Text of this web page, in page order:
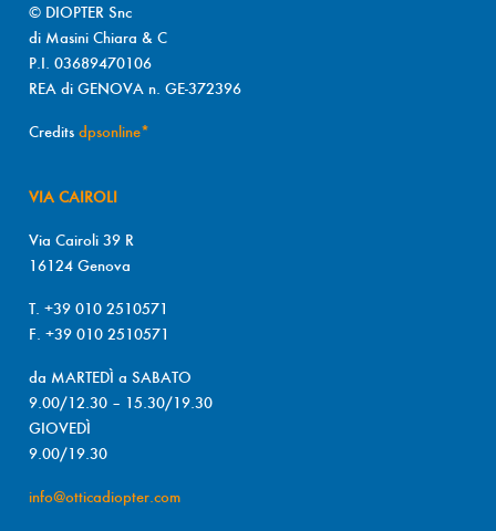
© DIOPTER Snc
di Masini Chiara & C
P.I. 03689470106
REA di GENOVA n. GE-372396
Credits dpsonline*
VIA CAIROLI
Via Cairoli 39 R
16124 Genova
T. +39 010 2510571
F. +39 010 2510571
da MARTEDÌ a SABATO
9.00/12.30 – 15.30/19.30
GIOVEDÌ
9.00/19.30
info@otticadiopter.com